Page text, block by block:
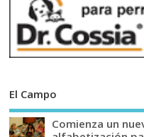
El Campo
Comienza un